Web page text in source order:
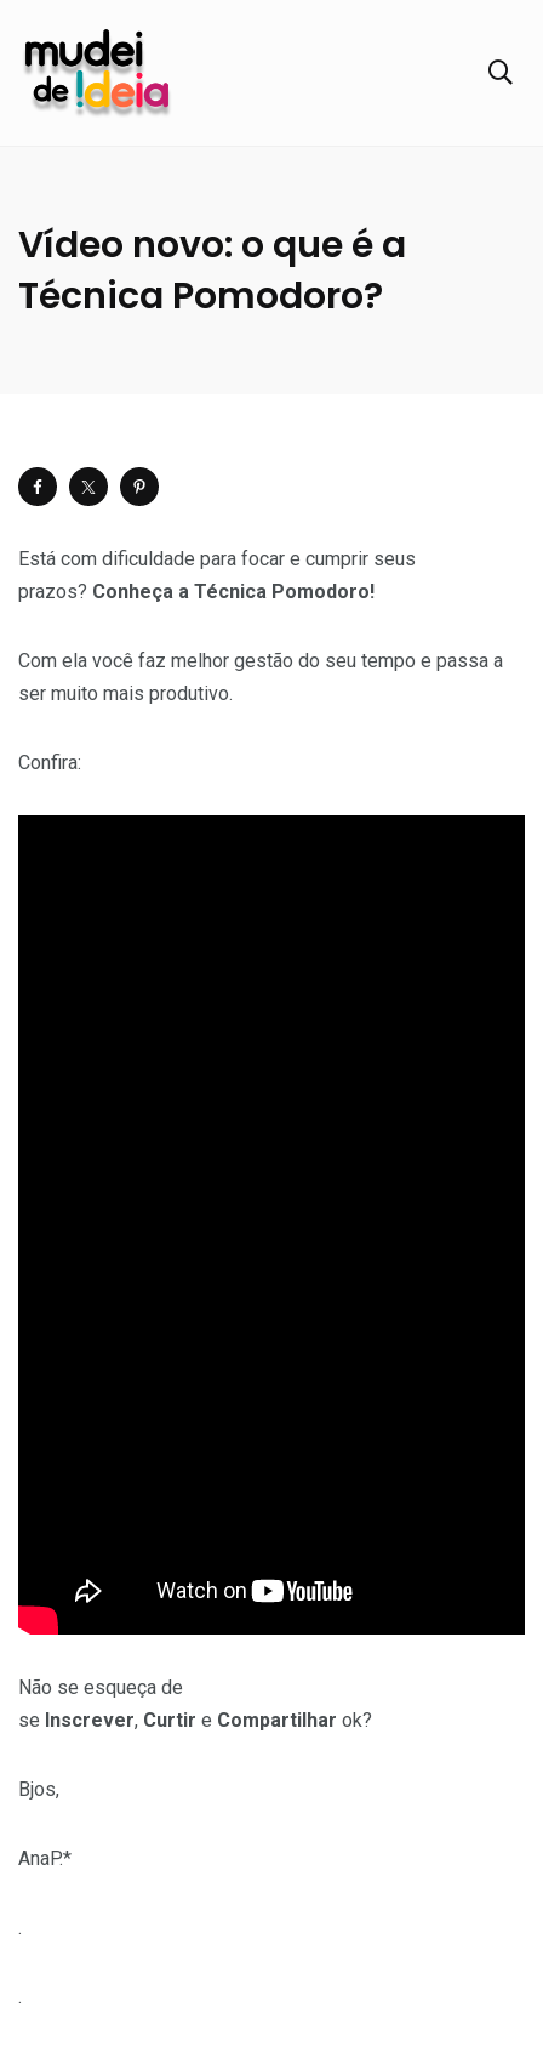
Vídeo novo: o que é a
Técnica Pomodoro?
Está com dificuldade para focar e cumprir seus
prazos? Conheça a Técnica Pomodoro!
Com ela você faz melhor gestão do seu tempo e passa a
ser muito mais produtivo.
Confira:
Não se esqueça de
se Inscrever, Curtir e Compartilhar ok?
Bjos,
AnaP.*
.
.